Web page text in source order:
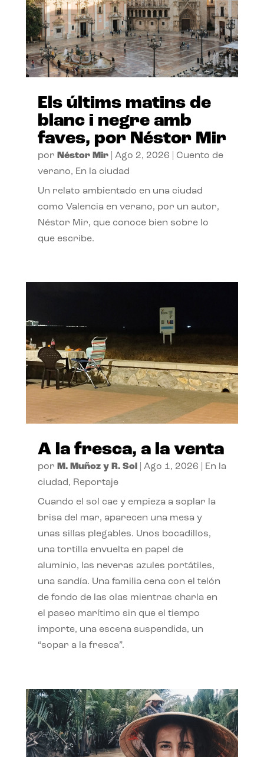
Els últims matins de
blanc i negre amb
faves, por Néstor Mir
por Néstor Mir| Ago 2, 2026
Cuento de
verano, En la ciudad
Un relato ambientado en una ciudad
como Valencia en verano, por un autor,
Néstor Mir, que conoce bien sobre lo
que escribe.
A la fresca, a la venta
por M. Muñoz y R. Sol| Ago 1, 2026
En la
ciudad, Reportaje
Cuando el sol cae y empieza a soplar la
brisa del mar, aparecen una mesa y
unas sillas plegables. Unos bocadillos,
una tortilla envuelta en papel de
aluminio, las neveras azules portátiles,
una sandía. Una familia cena con el telón
de fondo de las olas mientras charla en
el paseo marítimo sin que el tiempo
importe, una escena suspendida, un
“sopar a la fresca”.